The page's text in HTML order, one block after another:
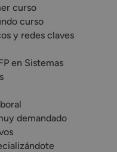
curso
curso
y redes claves
en Sistemas
demandado